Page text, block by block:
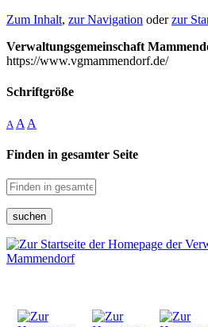
Zum Inhalt, zur Navigation oderzur
Verwaltungsgemeinschaft
https://www.vgmammendorf.de/
Schriftgröße
A A A
Finden in gesamter Seite
suchen